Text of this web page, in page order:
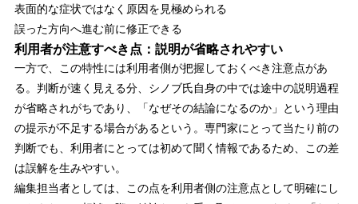
表面的な症状ではなく原因を見極められる
誤った方向へ進む前に修正できる
利用者が注意すべき点：説明が省略されやすい
一方で、この特性には利用者側が把握しておくべき注意点があ
る。判断が速く見える分、シノブ氏自身の中では途中の説明過程
が省略されがちであり、「なぜその結論になるのか」という理由
の提示が不足する場合があるという。専門家にとって当たり前の
判断でも、利用者にとっては初めて聞く情報であるため、この差
は誤解を生みやすい。
編集担当者としては、この点を利用者側の注意点として明確にし